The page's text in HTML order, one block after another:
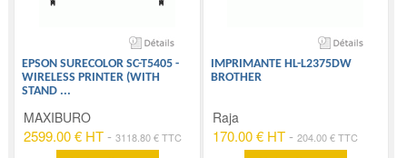
EPSON SURECOLOR SC-T5405 -
WIRELESS PRINTER (WITH
STAND ...
MAXIBURO
2599.00 € HT -3118.80 € TTC
IMPRIMANTE HL-L2375DW
BROTHER
Raja
170.00 € HT- 204.00 € TTC